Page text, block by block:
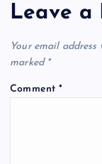
Leave a
Your email
marked *
Comment*